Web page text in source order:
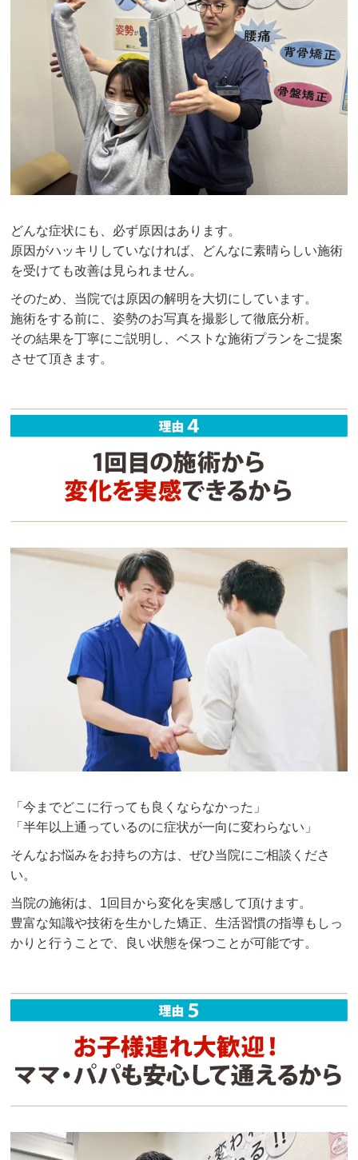
どんな症状にも、必ず原因はあります。
原因がハッキリしていなければ、どんなに素晴らしい施術
を受けても改善は見られません。
そのため、当院では原因の解明を大切にしています。
施術をする前に、姿勢のお写真を撮影して徹底分析。
その結果を丁寧にご説明し、ベストな施術プランをご提案
させて頂きます。
「今までどこに行っても良くならなかった」
「半年以上通っているのに症状が一向に変わらない」
そんなお悩みをお持ちの方は、ぜひ当院にご相談くださ
い。
当院の施術は、1回目から変化を実感して頂けます。
豊富な知識や技術を生かした矯正、生活習慣の指導もしっ
かりと行うことで、良い状態を保つことが可能です。